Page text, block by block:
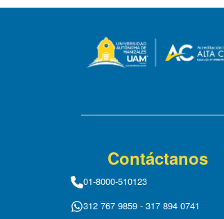
Contáctanos
01-8000-510123
312 767 9859 - 317 894 0741